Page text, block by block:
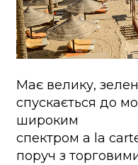
Має велику,
спускається до
широким
спектром a la
поруч з